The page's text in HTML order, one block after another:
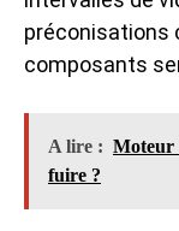
préconisations
composants
A lire : Moteur
fuire ?